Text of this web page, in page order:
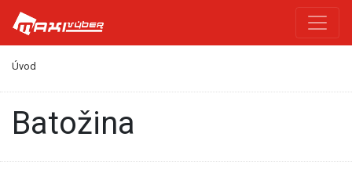
Úvod
batožina